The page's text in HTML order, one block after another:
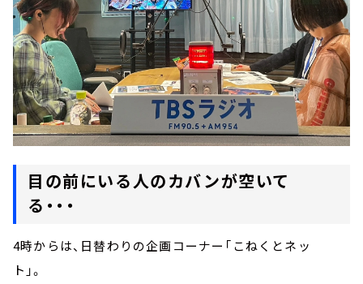
目の前にいる人のカバンが空いて
る・・・
4時からは、日替わりの企画コーナー「こねくとネッ
ト」。